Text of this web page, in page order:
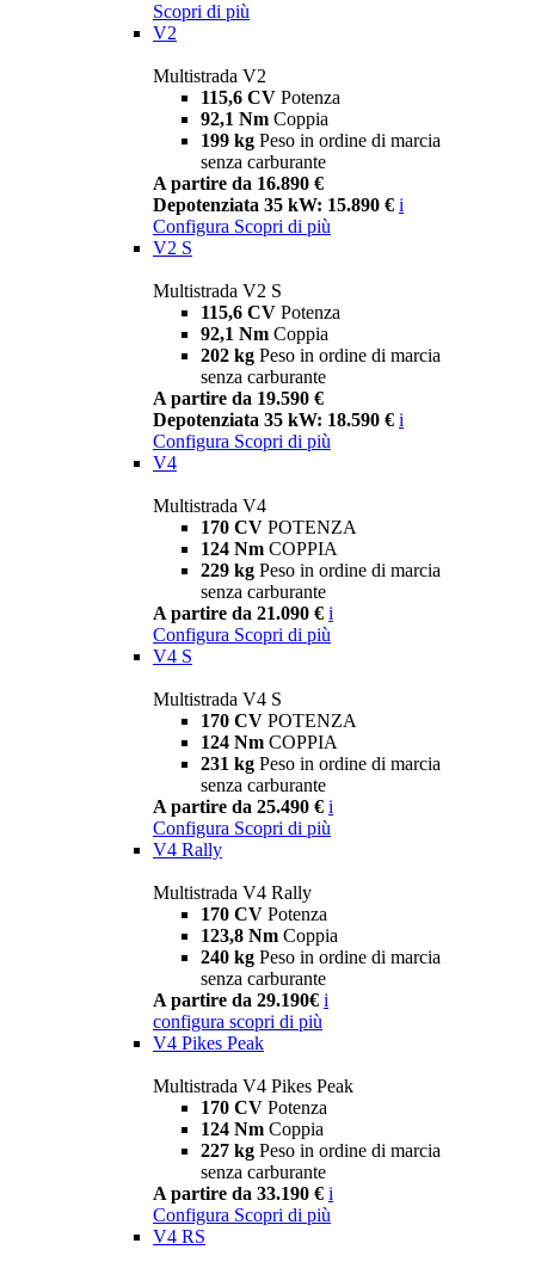
Scopri di più
V2
Multistrada V2
115,6 CV Potenza
92,1 Nm Coppia
199 kg Peso in ordine di marcia
senza carburante
A partire da 16.890 €
Depotenziata 35 kW: 15.890 € i
Configura Scopri di più
V2 S
Multistrada V2 S
115,6 CV Potenza
92,1 Nm Coppia
202 kg Peso in ordine di marcia
senza carburante
A partire da 19.590 €
Depotenziata 35 kW: 18.590 € i
Configura Scopri di più
V4
Multistrada V4
170 CV POTENZA
124 Nm COPPIA
229 kg Peso in ordine di marcia
senza carburante
A partire da 21.090 € i
Configura Scopri di più
V4 S
Multistrada V4 S
170 CV POTENZA
124 Nm COPPIA
231 kg Peso in ordine di marcia
senza carburante
A partire da 25.490 € i
Configura Scopri di più
V4 Rally
Multistrada V4 Rally
170 CV Potenza
123,8 Nm Coppia
240 kg Peso in ordine di marcia
senza carburante
A partire da 29.190€ i
configura scopri di più
V4 Pikes Peak
Multistrada V4 Pikes Peak
170 CV Potenza
124 Nm Coppia
227 kg Peso in ordine di marcia
senza carburante
A partire da 33.190 € i
Configura Scopri di più
V4 RS